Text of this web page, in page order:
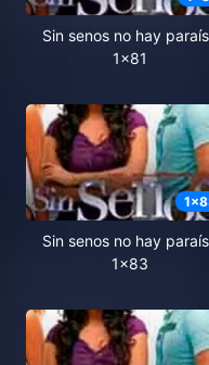
Sin senos no hay
1x81
1x
Sin senos no hay
1x83